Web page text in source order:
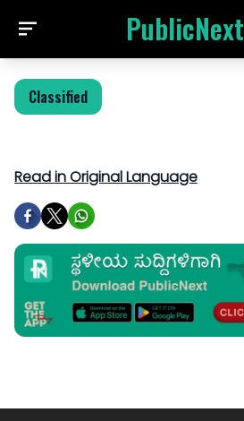
PublicNext
Classified
Read in Original Language